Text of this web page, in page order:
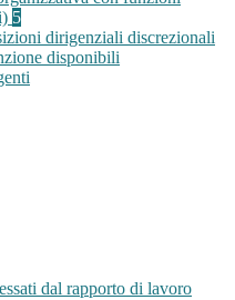
5
dirigenziali discrezionali
disponibili
dal rapporto di lavoro